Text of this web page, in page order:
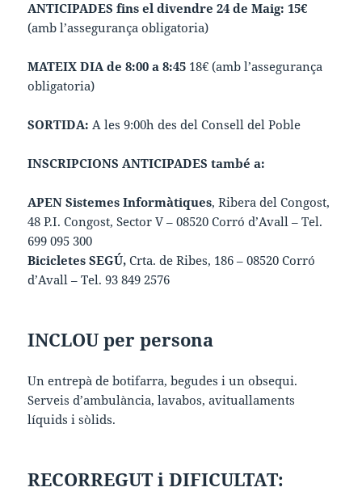
ANTICIPADES fins el divendre 24 de Maig: 15€
(amb l’assegurança obligatoria)
MATEIX DIA de 8:00 a 8:45 18€ (amb l’assegurança
obligatoria)
SORTIDA: A les 9:00h des del Consell del Poble
INSCRIPCIONS ANTICIPADES també a:
APEN Sistemes Informàtiques, Ribera del Congost,
48 P.I. Congost, Sector V – 08520 Corró d’Avall – Tel.
699 095 300
Bicicletes SEGÚ, Crta. de Ribes, 186 – 08520 Corró
d’Avall – Tel. 93 849 2576
INCLOU per persona
Un entrepà de botifarra, begudes i un obsequi.
Serveis d’ambulància, lavabos, avituallaments
líquids i sòlids.
RECORREGUT i DIFICULTAT: